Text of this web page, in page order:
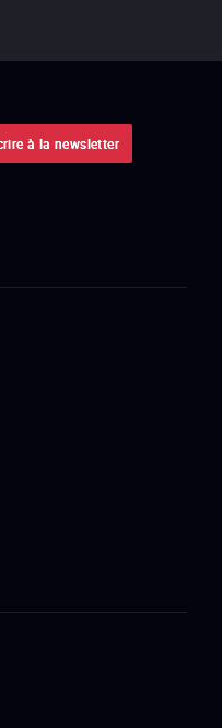
à la newsletter